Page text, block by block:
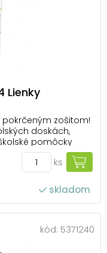
Lienky
pokrčeným zošitom!
doskách,
pomôcky
Odolný kartón
školské
všetko bezpečne...
ks
skladom
kód: 5371240